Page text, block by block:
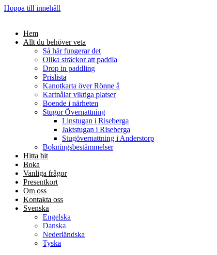
Hoppa till innehåll
Hem
Allt du behöver veta
Så här fungerar det
Olika sträckor att paddla
Drop in paddling
Prislista
Kanotkarta över Rönne å
Kartnålar viktiga platser
Boende i närheten
Stugor Övernattning
Linstugan i Riseberga
Jaktstugan i Riseberga
Stugövernattning i Anderstorp
Bokningsbestämmelser
Hitta hit
Boka
Vanliga frågor
Presentkort
Om oss
Kontakta oss
Svenska
Engelska
Danska
Nederländska
Tyska